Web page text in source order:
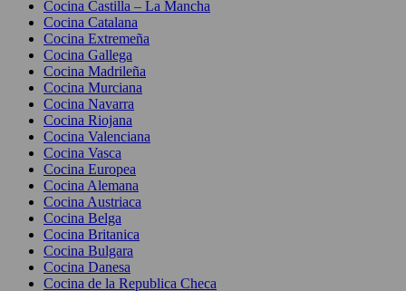
Cocina Castilla – La Mancha
Cocina Catalana
Cocina Extremeña
Cocina Gallega
Cocina Madrileña
Cocina Murciana
Cocina Navarra
Cocina Riojana
Cocina Valenciana
Cocina Vasca
Cocina Europea
Cocina Alemana
Cocina Austriaca
Cocina Belga
Cocina Britanica
Cocina Bulgara
Cocina Danesa
Cocina de la Republica Checa